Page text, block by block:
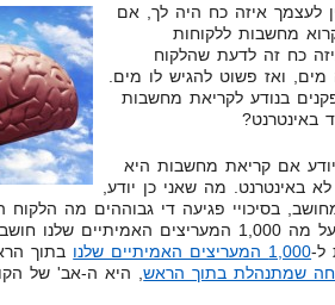
לעצמך איזה כח היה לך, אם
מחשבות ללקוחות
כח זה לדעת שהלקוח
מים, ואז פשוט להגיש לו מים.
בנודע לקריאת מחשבות
באינטרנט?
אם קריאת מחשבות היא
באינטרנט. מה שאני כן יודע,
בסיכויי פגיעה די גבוההים מה הלקוח
שלנו חושב. יותר נכון על מה 1,000 המעריצים האמיתיים
ל-1,000 המעריצים האמיתיים שלנו
בתוך
שמתנהלת בתוך הראש, היא ה-אב' של